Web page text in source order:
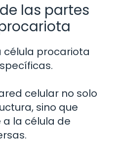
las partes
procariota
celular no solo
sino que
la célula de